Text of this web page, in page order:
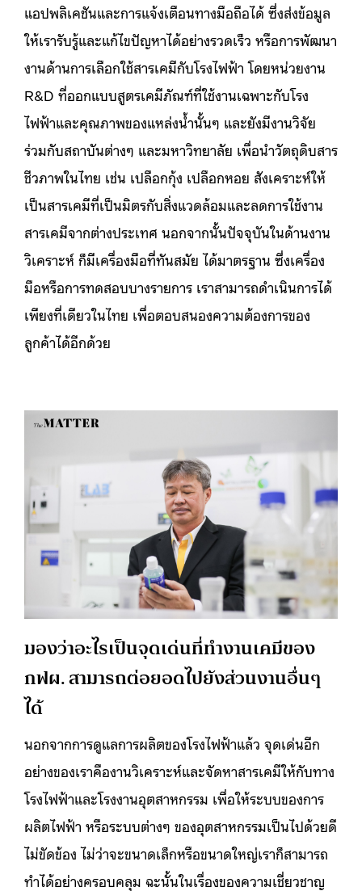
แอปพลิเคชันและการแจ้งเตือนทางมือถือได้ ซึ่งส่งข้อมูล
ให้เรารับรู้และแก้ไขปัญหาได้อย่างรวดเร็ว หรือการพัฒนา
งานด้านการเลือกใช้สารเคมีกับโรงไฟฟ้า โดยหน่วยงาน
R&D ที่ออกแบบสูตรเคมีภัณฑ์ที่ใช้งานเฉพาะกับโรง
ไฟฟ้าและคุณภาพของแหล่งน้ำนั้นๆ และยังมีงานวิจัย
ร่วมกับสถาบันต่างๆ และมหาวิทยาลัย เพื่อนำวัตถุดิบสาร
ชีวภาพในไทย เช่น เปลือกกุ้ง เปลือกหอย สังเคราะห์ให้
เป็นสารเคมีที่เป็นมิตรกับสิ่งแวดล้อมและลดการใช้งาน
สารเคมีจากต่างประเทศ นอกจากนั้นปัจจุบันในด้านงาน
วิเคราะห์ ก็มีเครื่องมือที่ทันสมัย ได้มาตรฐาน ซึ่งเครื่อง
มือหรือการทดสอบบางรายการ เราสามารถดำเนินการได้
เพียงที่เดียวในไทย เพื่อตอบสนองความต้องการของ
ลูกค้าได้อีกด้วย
มองว่าอะไรเป็นจุดเด่นที่ทำงานเคมีของ
กฟผ. สามารถต่อยอดไปยังส่วนงานอื่นๆ
ได้
นอกจากการดูแลการผลิตของโรงไฟฟ้าแล้ว จุดเด่นอีก
อย่างของเราคืองานวิเคราะห์และจัดหาสารเคมีให้กับทาง
โรงไฟฟ้าและโรงงานอุตสาหกรรม เพื่อให้ระบบของการ
ผลิตไฟฟ้า หรือระบบต่างๆ ของอุตสาหกรรมเป็นไปด้วยดี
ไม่ขัดข้อง ไม่ว่าจะขนาดเล็กหรือขนาดใหญ่เราก็สามารถ
ทำได้อย่างครอบคลุม ฉะนั้นในเรื่องของความเชี่ยวชาญ